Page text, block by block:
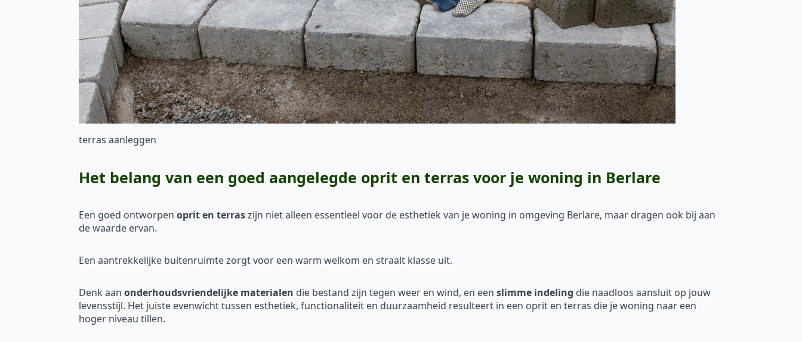
terras aanleggen
Het belang van een goed aangelegde oprit en terras voor je woning in Berlare
Een goed ontworpen oprit en terraszijn niet alleen essentieel voor de esthetiek van je woning in omgeving Berlare, maar dragen ook bij aan
de waarde ervan.
Een aantrekkelijke buitenruimte zorgt voor een warm welkom en straalt klasse uit.
Denk aan onderhoudsvriendelijke materialen die bestand zijn tegen weer en wind, en een slimme indeling die naadloos aansluit op jouw
levensstijl. Het juiste evenwicht tussen esthetiek, functionaliteit en duurzaamheid resulteert in een oprit en terras die je woning naar een
hoger niveau tillen.